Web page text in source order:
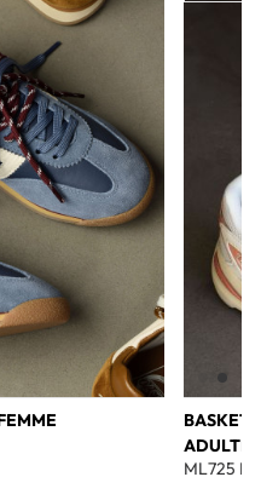
Add to wishlist
ADULTE
ML725